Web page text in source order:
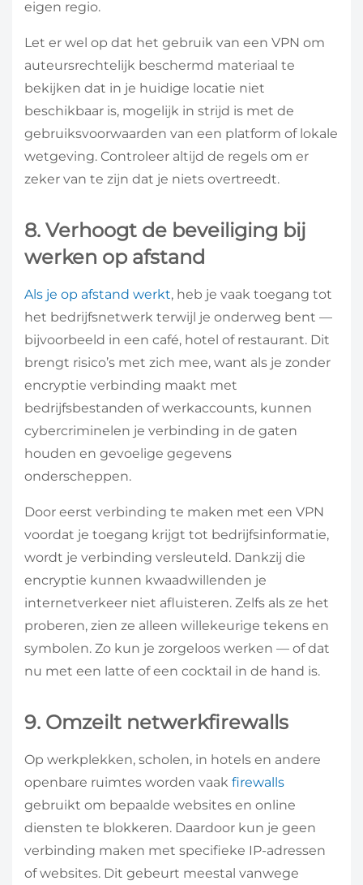
eigen regio.
Let er wel op dat het gebruik van een VPN om
auteursrechtelijk beschermd materiaal te
bekijken dat in je huidige locatie niet
beschikbaar is, mogelijk in strijd is met de
gebruiksvoorwaarden van een platform of lokale
wetgeving. Controleer altijd de regels om er
zeker van te zijn dat je niets overtreedt.
8. Verhoogt de beveiliging bij
werken op afstand
Als je op afstand werkt, heb je vaak toegang tot
het bedrijfsnetwerk terwijl je onderweg bent —
bijvoorbeeld in een café, hotel of restaurant. Dit
brengt risico’s met zich mee, want als je zonder
encryptie verbinding maakt met
bedrijfsbestanden of werkaccounts, kunnen
cybercriminelen je verbinding in de gaten
houden en gevoelige gegevens
onderscheppen.
Door eerst verbinding te maken met een VPN
voordat je toegang krijgt tot bedrijfsinformatie,
wordt je verbinding versleuteld. Dankzij die
encryptie kunnen kwaadwillenden je
internetverkeer niet afluisteren. Zelfs als ze het
proberen, zien ze alleen willekeurige tekens en
symbolen. Zo kun je zorgeloos werken — of dat
nu met een latte of een cocktail in de hand is.
9. Omzeilt netwerkfirewalls
Op werkplekken, scholen, in hotels en andere
openbare ruimtes worden vaak firewalls
gebruikt om bepaalde websites en online
diensten te blokkeren. Daardoor kun je geen
verbinding maken met specifieke IP-adressen
of websites. Dit gebeurt meestal vanwege